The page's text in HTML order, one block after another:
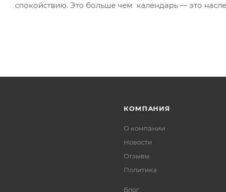
спокойствию. Это больше чем календарь — это
КОМПАНИЯ
О компании
Новости
Отзывы
Политика
Блог